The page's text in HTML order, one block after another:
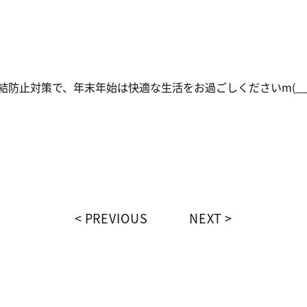
防止対策で、年末年始は快適な生活をお過ごしください
PREVIOUS NEXT